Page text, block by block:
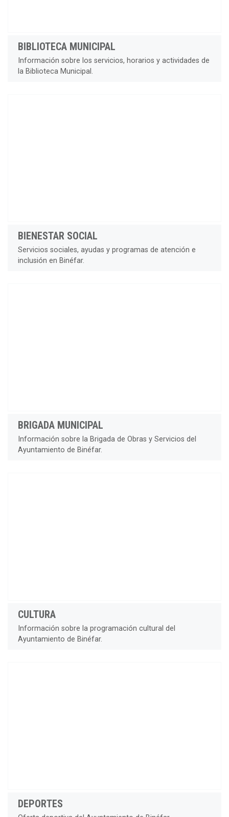
BIBLIOTECA MUNICIPAL
Información sobre los servicios, horarios y actividades de
la Biblioteca Municipal.
BIENESTAR SOCIAL
Servicios sociales, ayudas y programas de atención e
inclusión en Binéfar.
BRIGADA MUNICIPAL
Información sobre la Brigada de Obras y Servicios del
Ayuntamiento de Binéfar.
CULTURA
Información sobre la programación cultural del
Ayuntamiento de Binéfar.
DEPORTES